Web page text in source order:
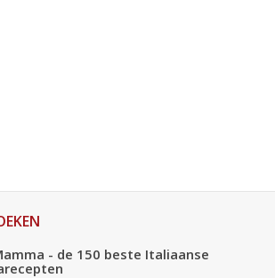
- de 150 beste Italiaanse